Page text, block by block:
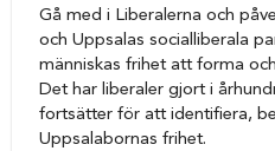
Gå med i Liberalerna och
och Uppsalas socialliberala
människas frihet att forma
Det har liberaler gjort i
fortsätter för att identifiera,
Uppsalabornas frihet.